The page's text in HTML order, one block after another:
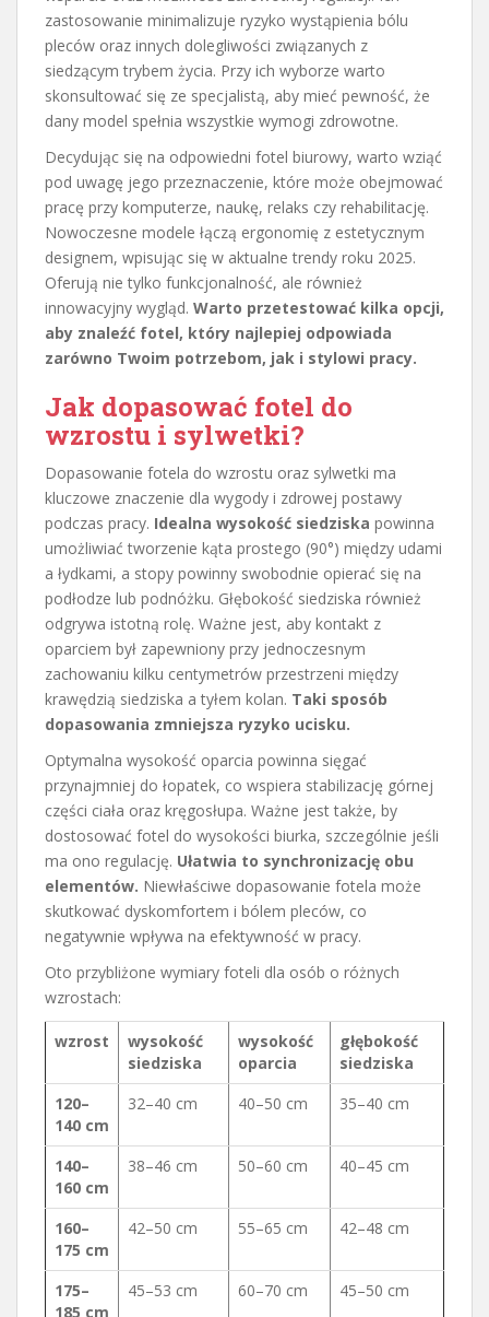
zastosowanie minimalizuje ryzyko wystąpienia bólu
pleców oraz innych dolegliwości związanych z
siedzącym trybem życia. Przy ich wyborze warto
skonsultować się ze specjalistą, aby mieć pewność, że
dany model spełnia wszystkie wymogi zdrowotne.
Decydując się na odpowiedni fotel biurowy, warto wziąć
pod uwagę jego przeznaczenie, które może obejmować
pracę przy komputerze, naukę, relaks czy rehabilitację.
Nowoczesne modele łączą ergonomię z estetycznym
designem, wpisując się w aktualne trendy roku 2025.
Oferują nie tylko funkcjonalność, ale również
innowacyjny wygląd. Warto przetestować kilka opcji,
aby znaleźć fotel, który najlepiej odpowiada
zarówno Twoim potrzebom, jak i stylowi pracy.
Jak dopasować fotel do
wzrostu i sylwetki?
Dopasowanie fotela do wzrostu oraz sylwetki ma
kluczowe znaczenie dla wygody i zdrowej postawy
podczas pracy. Idealna wysokość siedziska powinna
umożliwiać tworzenie kąta prostego (90°) między udami
a łydkami, a stopy powinny swobodnie opierać się na
podłodze lub podnóżku. Głębokość siedziska również
odgrywa istotną rolę. Ważne jest, aby kontakt z
oparciem był zapewniony przy jednoczesnym
zachowaniu kilku centymetrów przestrzeni między
krawędzią siedziska a tyłem kolan. Taki sposób
dopasowania zmniejsza ryzyko ucisku.
Optymalna wysokość oparcia powinna sięgać
przynajmniej do łopatek, co wspiera stabilizację górnej
części ciała oraz kręgosłupa. Ważne jest także, by
dostosować fotel do wysokości biurka, szczególnie jeśli
ma ono regulację. Ułatwia to synchronizację obu
elementów. Niewłaściwe dopasowanie fotela może
skutkować dyskomfortem i bólem pleców, co
negatywnie wpływa na efektywność w pracy.
Oto przybliżone wymiary foteli dla osób o różnych
wzrostach:
wzrost
wysokość
siedziska
wysokość
oparcia
głębokość
siedziska
120–
140 cm
32–40 cm 40–50 cm 35–40 cm
140–
160 cm
38–46 cm 50–60 cm 40–45 cm
160–
175 cm
42–50 cm 55–65 cm 42–48 cm
175–
185 cm
45–53 cm 60–70 cm 45–50 cm